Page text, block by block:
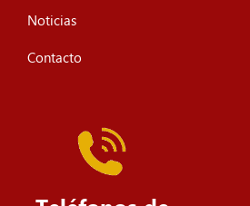
Noticias
Contacto